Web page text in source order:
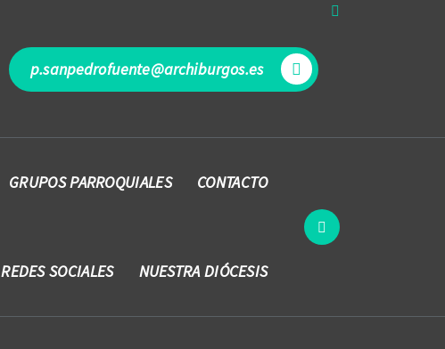
p.sanpedrofuente@archiburgos.es
GRUPOS PARROQUIALES CONTACTO
REDES SOCIALES
NUESTRA DIÓCESIS